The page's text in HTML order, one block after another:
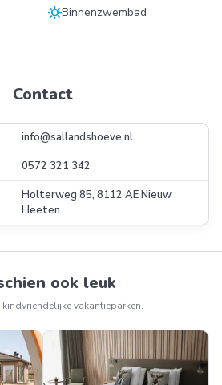
sunnyBinnenzwembad
Contact
info@sallandshoeve.nl
0572 321 342
Holterweg 85, 8112 AE Nieuw
Heeten
ook leuk
vakantieparken.